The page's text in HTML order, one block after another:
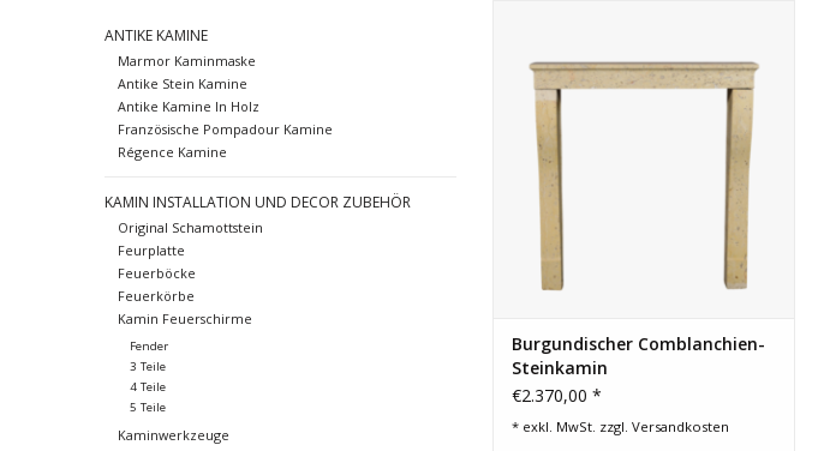
ANTIKE KAMINE
Marmor Kaminmaske
Antike Stein Kamine
Antike Kamine In Holz
Französische Pompadour Kamine
Régence Kamine
KAMIN INSTALLATION UND DECOR ZUBEHÖR
Original Schamottstein
Feurplatte
Feuerböcke
Feuerkörbe
Kamin Feuerschirme
Fender
3 Teile
4 Teile
5 Teile
Kaminwerkzeuge
ZUM WARENKORB HINZUFÜGEN
Burgundischer Comblanchien-
Steinkamin
€2.370,00 *
* exkl. MwSt. zzgl. Versandkosten